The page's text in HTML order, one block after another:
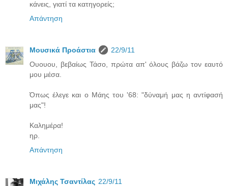
κάνεις, γιατί τα κατηγορείς;
Απάντηση
Μουσικά Προάστια
22/9/11
Ουουου, βεβαίως Τάσο, πρώτα απ' όλους βάζω τον εαυτό
μου μέσα.
Όπως έλεγε και ο Μάης του '68: "δύναμή μας η αντίφασή
μας"!
Καλημέρα!
ηρ.
Απάντηση
Μιχάλης Τσαντίλας 22/9/11